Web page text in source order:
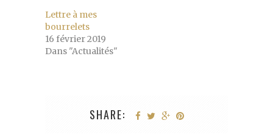
Lettre à mes
bourrelets
16 février 2019
Dans "Actualités"
SHARE: